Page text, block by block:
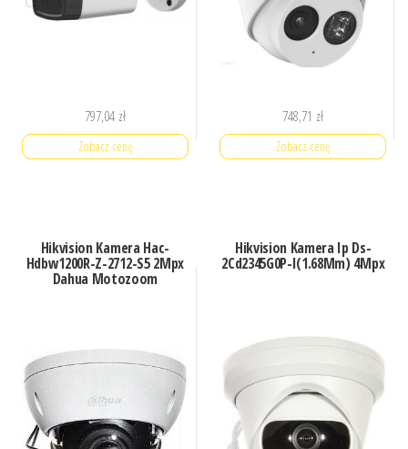
797,04 zł
Zobacz cenę
748,71 zł
Zobacz cenę
Hikvision Kamera Hac-
Hdbw1200R-Z-2712-S5 2Mpx
Dahua Motozoom
Hikvision Kamera Ip Ds-
2Cd2345G0P-I(1.68Mm) 4Mpx